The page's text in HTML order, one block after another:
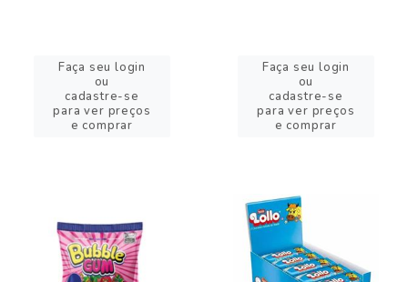
Faça seu login
ou
cadastre-se
para ver preços
e comprar
Faça seu login
ou
cadastre-se
para ver preços
e comprar